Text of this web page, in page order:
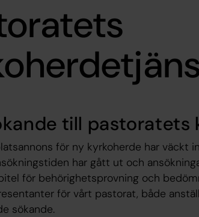
till
för ny kyrkoherde har väckt
har gått ut och
för ­behörighetsprovning och
för vårt pastorat, både
sökande.